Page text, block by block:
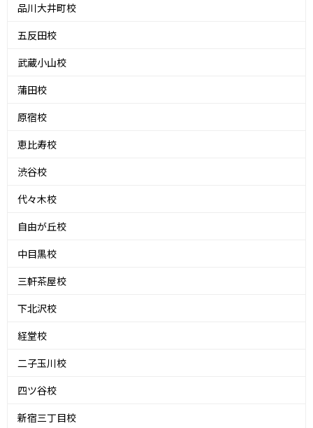
品川大井町校
五反田校
武蔵小山校
蒲田校
原宿校
恵比寿校
渋谷校
代々木校
自由が丘校
中目黒校
三軒茶屋校
下北沢校
経堂校
二子玉川校
四ツ谷校
新宿三丁目校